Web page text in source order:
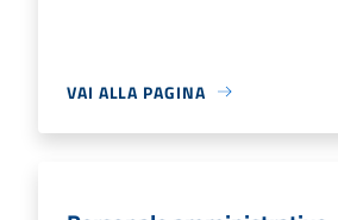
VAI ALLA PAGINA